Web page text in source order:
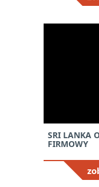
SRI LANKA
FIRMOWY